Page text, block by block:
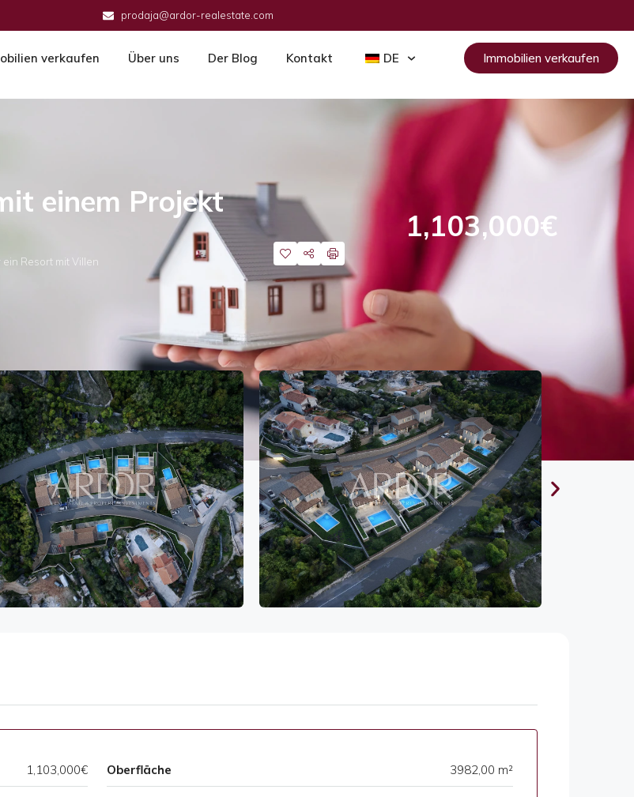
prodaja@ardor-realestate.com
verkaufen Über uns Der Blog Kontakt DE Immobilien verkaufen
einem Projekt
Resort mit Villen
1,103,000€
1,103,000€ Oberfläche 3982,00 m²